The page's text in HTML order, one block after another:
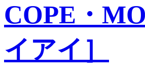
COPE・
イアイ］